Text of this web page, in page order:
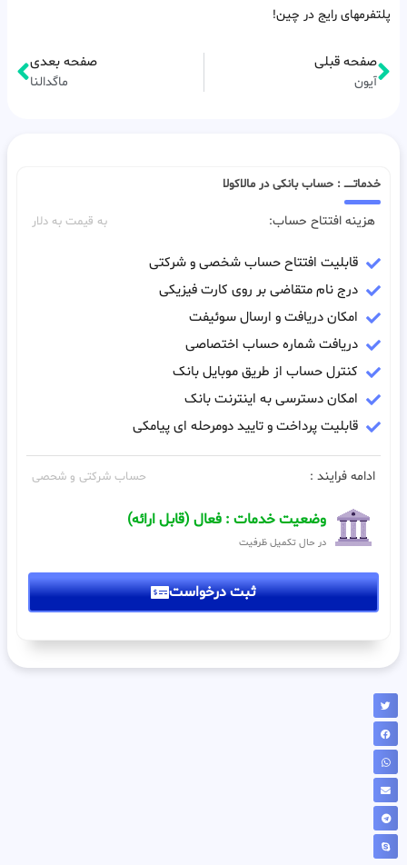
پلتفرمهای رایج در چین!
صفحه قبلی
آیون
صفحه بعدی
ماگدالنا
خدماتـــــ : حساب بانکی در مالاکولا
هزینه افتتاح حساب: به قیمت به دلار
قابلیت افتتاح حساب شخصی و شرکتی
درج نام متقاضی بر روی کارت فیزیکی
امکان دریافت و ارسال سوئیفت
دریافت شماره حساب اختصاصی
کنترل حساب از طریق موبایل بانک
امکان دسترسی به اینترنت بانک
قابلیت پرداخت و تایید دومرحله ای پیامکی
ادامه فرایند : حساب شرکتی و شحصی
وضعیت خدمات : فعال (قابل ارائه)
در حال تکمیل ظرفیت
ثبت درخواست